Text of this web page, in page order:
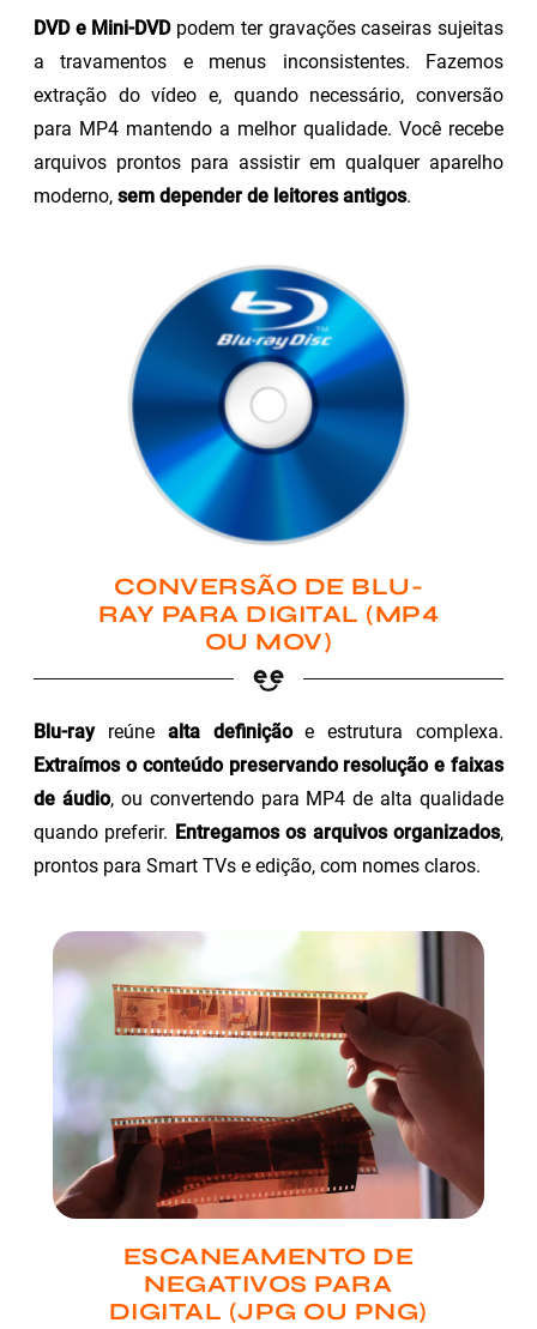
DVD e Mini-DVDpodem ter gravações caseiras sujeitas
a travamentos e menus inconsistentes. Fazemos
extração do vídeo e, quando necessário, conversão
para MP4 mantendo a melhor qualidade. Você recebe
arquivos prontos para assistir em qualquer aparelho
moderno, sem depender de leitores antigos.
CONVERSÃO DE BLU-
RAY PARA DIGITAL (MP4
OU MOV)
Blu-rayreúne alta definiçãoe estrutura complexa.
Extraímos o conteúdo preservando resolução e faixas
de áudio, ou convertendo para MP4 de alta qualidade
quando preferir. Entregamos os arquivos organizados,
prontos para Smart TVs e edição, com nomes claros.
ESCANEAMENTO DE
NEGATIVOS PARA
DIGITAL (JPG OU PNG)